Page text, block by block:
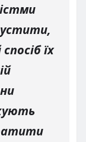
їх